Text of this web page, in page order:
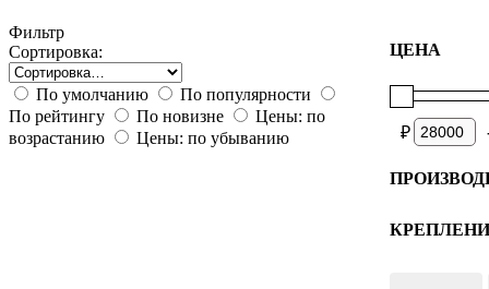
Фильтр
Сортировка:
По умолчанию
По популярности
По рейтингу
По новизне
Цены: по
возрастанию
Цены: по убыванию
ЦЕНА
₽